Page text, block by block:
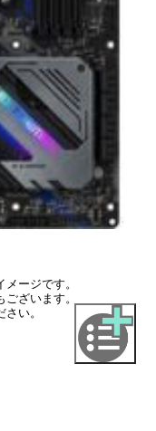
ージです。
ざいます。
い。